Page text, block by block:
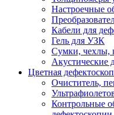
Настроечные
Кабели для
Гель для УЗК
Сумки, чехлы,
Акустические
Цветная
Очиститель,
Контрольные